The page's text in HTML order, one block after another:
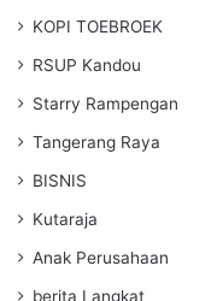
KOPI TOEBROEK
RSUP Kandou
Starry Rampengan
Tangerang Raya
BISNIS
Kutaraja
Anak Perusahaan
berita Langkat